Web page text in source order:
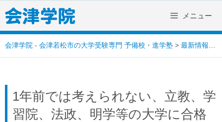
Skip
to
content
メニュー
会津学院 - 会津若松市の大学受験専門 予備校・進学塾 > 最新情報 >
1年前では考えられない、立教、学
習院、法政、明学等の大学に合格